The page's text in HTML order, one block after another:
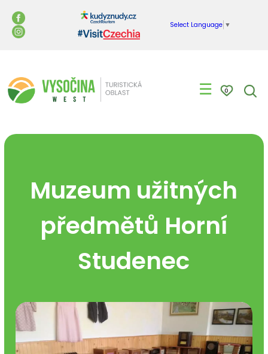
Select Language ▼
☰ 0
Muzeum užitných
předmětů Horní
Studenec